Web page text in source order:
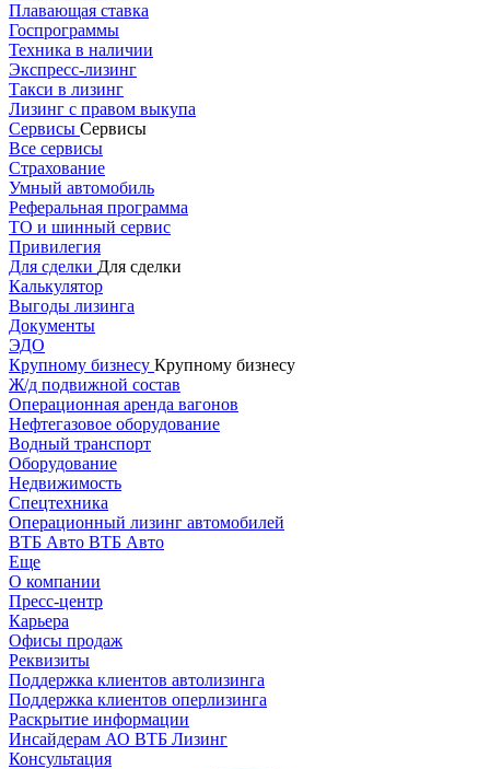
Плавающая ставка
Госпрограммы
Техника в наличии
Экспресс-лизинг
Такси в лизинг
Лизинг с правом выкупа
Сервисы Сервисы
Все сервисы
Страхование
Умный автомобиль
Реферальная программа
ТО и шинный сервис
Привилегия
Для сделки Для сделки
Калькулятор
Выгоды лизинга
Документы
ЭДО
Крупному бизнесу Крупному бизнесу
Ж/д подвижной состав
Операционная аренда вагонов
Нефтегазовое оборудование
Водный транспорт
Оборудование
Недвижимость
Спецтехника
Операционный лизинг автомобилей
ВТБ Авто ВТБ Авто
Еще
О компании
Пресс-центр
Карьера
Офисы продаж
Реквизиты
Поддержка клиентов автолизинга
Поддержка клиентов оперлизинга
Раскрытие информации
Инсайдерам АО ВТБ Лизинг
Консультация